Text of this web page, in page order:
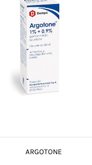
ARGOTONE